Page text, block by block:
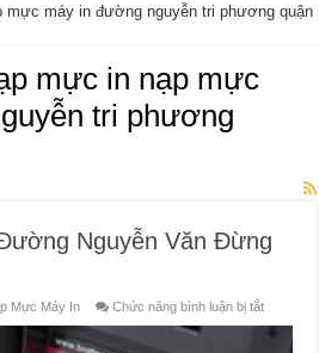
mực máy in đường nguyễn tri phương quận
mực in nạp mực
tri phương
Nguyễn Văn Đừng
Mực Máy In Chức năng bình luận bị tắtở